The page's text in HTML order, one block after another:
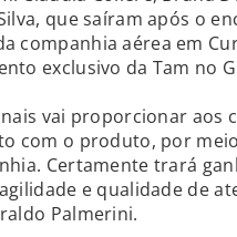
que saíram após o
companhia aérea em
exclusivo da Tam no
vai proporcionar aos
com o produto, por
Certamente trará
e qualidade de
Palmerini.